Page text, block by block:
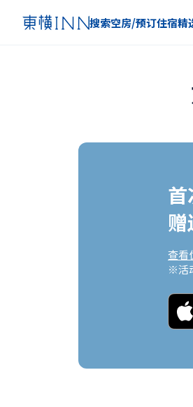
搜索空房/预订住宿精
查看
※活